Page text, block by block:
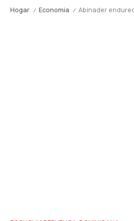
Hogar / Economia / Abinader endurece postura ante Aerodom: